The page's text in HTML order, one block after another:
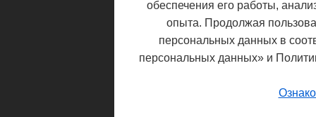
обеспечения его работы,
опыта. Продолжая
персональных данных в
персональных данных» и